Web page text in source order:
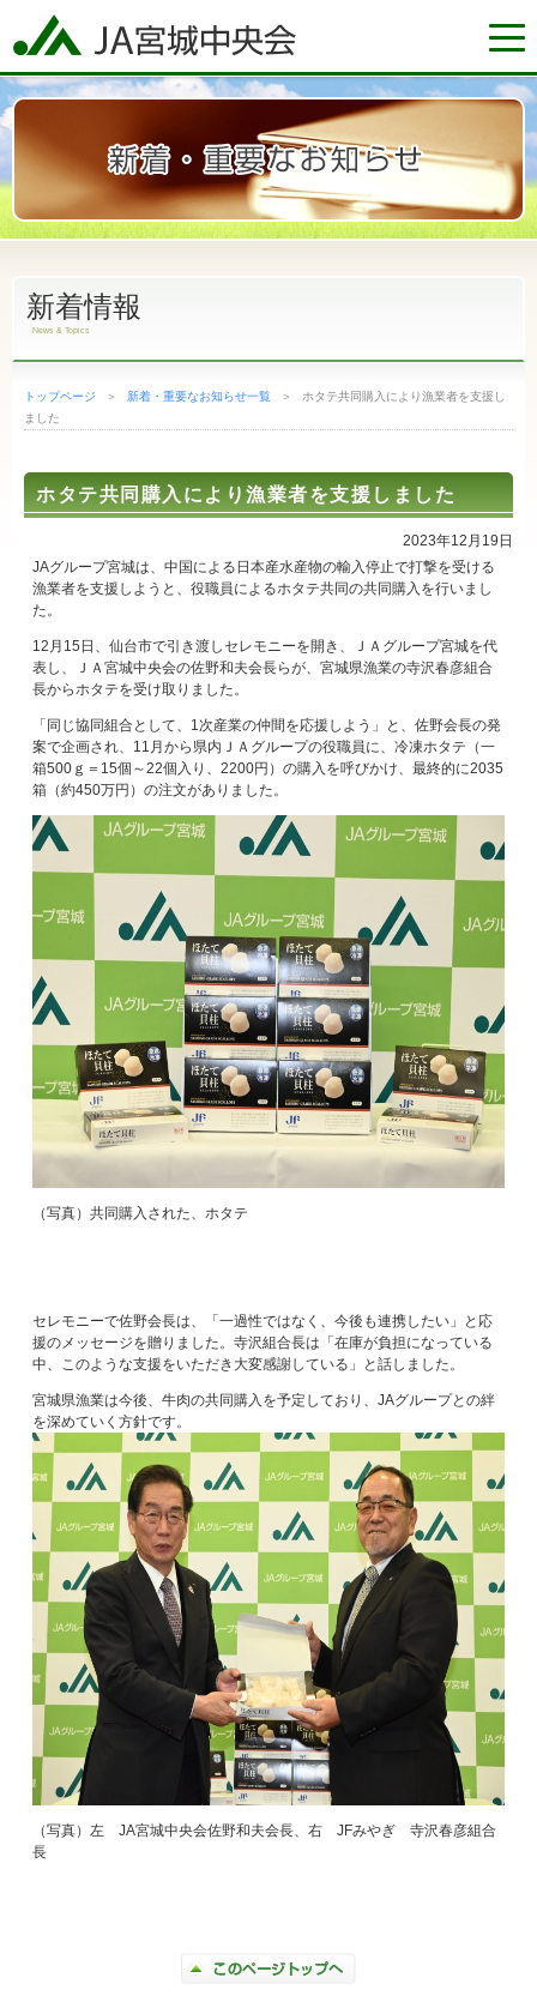
トップページ
ＪＡ直売所・介護施設マップ 新着・重要なお知らせ一覧
サイトマップ
新着情報
News & Topics
トップページ ＞ 新着・重要なお知らせ一覧 ＞
ホタテ共同購入により漁業者を支援し
ました
ホタテ共同購入により漁業者を支援しました
2023年12月19日
JAグループ宮城は、中国による日本産水産物の輸入停止で打撃を受ける
漁業者を支援しようと、役職員によるホタテ共同の共同購入を行いまし
た。
12月15日、仙台市で引き渡しセレモニーを開き、ＪＡグループ宮城を代
表し、ＪＡ宮城中央会の佐野和夫会長らが、宮城県漁業の寺沢春彦組合
長からホタテを受け取りました。
「同じ協同組合として、1次産業の仲間を応援しよう」と、佐野会長の発
案で企画され、11月から県内ＪＡグループの役職員に、冷凍ホタテ（一
箱500ｇ＝15個～22個入り、2200円）の購入を呼びかけ、最終的に2035
箱（約450万円）の注文がありました。
（写真）共同購入された、ホタテ
セレモニーで佐野会長は、「一過性ではなく、今後も連携したい」と応
援のメッセージを贈りました。寺沢組合長は「在庫が負担になっている
中、このような支援をいただき大変感謝している」と話しました。
宮城県漁業は今後、牛肉の共同購入を予定しており、JAグループとの絆
を深めていく方針です。
（写真）左 JA宮城中央会佐野和夫会長、右 JFみやぎ 寺沢春彦組合
長